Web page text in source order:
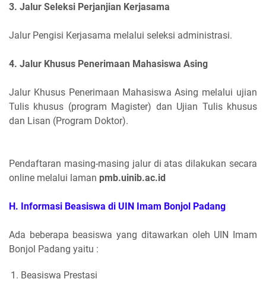
3. Jalur Seleksi Perjanjian Kerjasama
Jalur Pengisi Kerjasama melalui seleksi administrasi.
4. Jalur Khusus Penerimaan Mahasiswa Asing
Jalur Khusus Penerimaan Mahasiswa Asing melalui ujian
Tulis khusus (program Magister) dan Ujian Tulis khusus
dan Lisan (Program Doktor).
Pendaftaran masing-masing jalur di atas dilakukan secara
online melalui laman pmb.uinib.ac.id
H. Informasi Beasiswa di UIN Imam Bonjol Padang
Ada beberapa beasiswa yang ditawarkan oleh UIN Imam
Bonjol Padang yaitu :
Beasiswa Prestasi